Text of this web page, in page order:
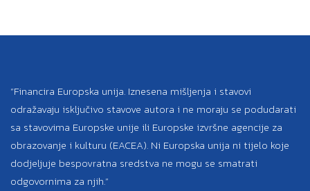
“Financira Europska unija. Iznesena mišljenja i stavovi
odražavaju isključivo stavove autora i ne moraju se podudarati
sa stavovima Europske unije ili Europske izvršne agencije za
obrazovanje i kulturu (EACEA). Ni Europska unija ni tijelo koje
dodjeljuje bespovratna sredstva ne mogu se smatrati
odgovornima za njih.”